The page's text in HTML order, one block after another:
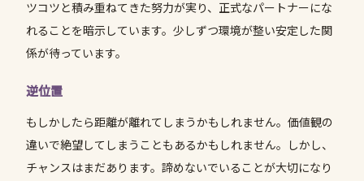
ツコツと積み重ねてきた努力が実り、正式なパートナーにな
れることを暗示しています。少しずつ環境が整い安定した関
係が待っています。
逆位置
もしかしたら距離が離れてしまうかもしれません。価値観の
違いで絶望してしまうこともあるかもしれません。しかし、
チャンスはまだあります。諦めないでいることが大切になり